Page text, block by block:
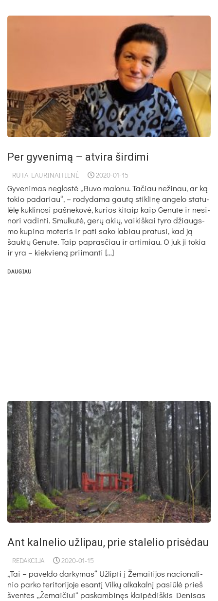
Per gyvenimą – atvira širdimi
RŪTA LAURINAITIENĖ 2020-01-15
Gy­ve­ni­mas ne­glos­tė „Bu­vo ma­lo­nu. Ta­čiau ne­ži­nau, ar ką
to­kio pa­da­riau“, – ro­dy­da­ma gau­tą stik­li­nę an­ge­lo sta­tu­
lė­lę kuk­li­no­si pa­šne­ko­vė, ku­rios ki­taip kaip Ge­nu­te ir ne­si­
no­ri va­din­ti. Smul­ku­tė, ge­rų akių, vai­kiš­kai ty­ro džiaugs­
mo ku­pi­na mo­te­ris ir pa­ti sa­ko la­biau pra­tu­si, kad ją
šauk­tų Ge­nu­te. Taip pa­pras­čiau ir ar­ti­miau. O juk ji to­kia
ir yra – kiek­vie­ną prii­man­ti […]
DAUGIAU
Ant kalnelio užlipau, prie stalelio prisėdau
REDAKCIJA 2020-01-15
„Tai – pa­vel­do dar­ky­mas“ Už­lip­ti į Že­mai­ti­jos na­cio­na­li­
nio par­ko te­ri­to­ri­jo­je esan­tį Vil­kų al­ka­kal­nį pa­siū­lė prieš
šven­tes „Že­mai­čiui“ pa­skam­bi­nęs klai­pė­diš­kis De­ni­sas